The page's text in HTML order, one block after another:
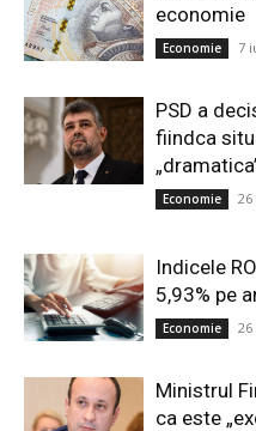
economie
Economie 7
PSD a
fiindca
Economie 26
Indicele
5,93% pe
Economie 26
Ministrul
ca este